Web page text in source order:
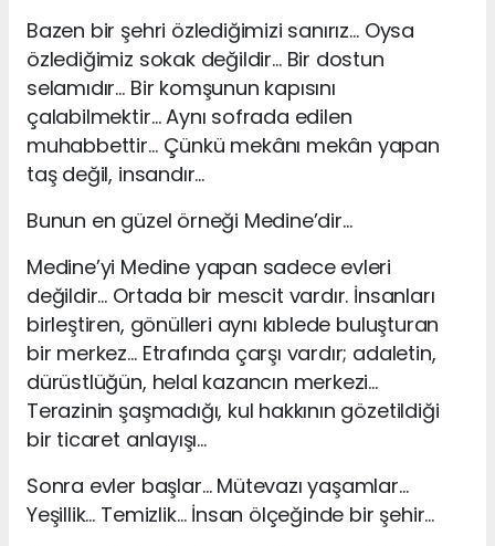
Bazen bir şehri özlediğimizi sanırız… Oysa
özlediğimiz sokak değildir… Bir dostun
selamıdır… Bir komşunun kapısını
çalabilmektir… Aynı sofrada edilen
muhabbettir… Çünkü mekânı mekân yapan
taş değil, insandır…
Bunun en güzel örneği Medine’dir…
Medine’yi Medine yapan sadece evleri
değildir… Ortada bir mescit vardır. İnsanları
birleştiren, gönülleri aynı kıblede buluşturan
bir merkez… Etrafında çarşı vardır; adaletin,
dürüstlüğün, helal kazancın merkezi…
Terazinin şaşmadığı, kul hakkının gözetildiği
bir ticaret anlayışı…
Sonra evler başlar… Mütevazı yaşamlar…
Yeşillik… Temizlik… İnsan ölçeğinde bir şehir…